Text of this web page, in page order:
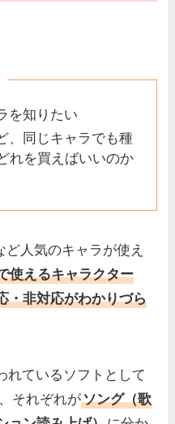
を知りたい
、同じキャラでも種
れを買えばいいのか
人気のキャラが使え
使えるキャラクター
・非対応がわかりづら
れているソフトとして
それぞれがソング（歌